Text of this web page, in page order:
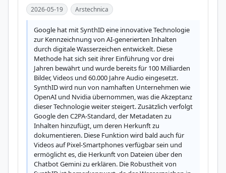
2026-05-19 Arstechnica
Google hat mit SynthID eine innovative Technologie
zur Kennzeichnung von AI-generierten Inhalten
durch digitale Wasserzeichen entwickelt. Diese
Methode hat sich seit ihrer Einführung vor drei
Jahren bewährt und wurde bereits für 100 Milliarden
Bilder, Videos und 60.000 Jahre Audio eingesetzt.
SynthID wird nun von namhaften Unternehmen wie
OpenAI und Nvidia übernommen, was die Akzeptanz
dieser Technologie weiter steigert. Zusätzlich verfolgt
Google den C2PA-Standard, der Metadaten zu
Inhalten hinzufügt, um deren Herkunft zu
dokumentieren. Diese Funktion wird bald auch für
Videos auf Pixel-Smartphones verfügbar sein und
ermöglicht es, die Herkunft von Dateien über den
Chatbot Gemini zu erklären. Die Robustheit von